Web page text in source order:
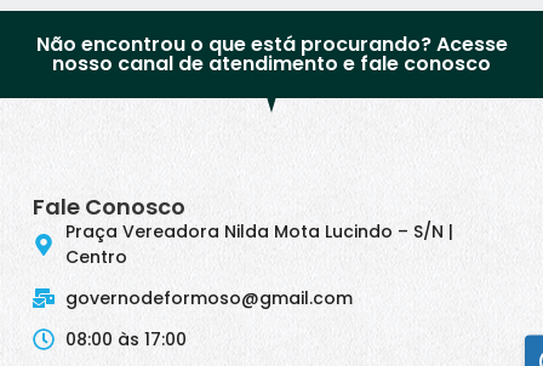
Não encontrou o que está procurando? Acesse
nosso canal de atendimento e fale conosco
Fale Conosco
Praça Vereadora Nilda Mota Lucindo – S/N |
Centro
governodeformoso@gmail.com
08:00 às 17:00